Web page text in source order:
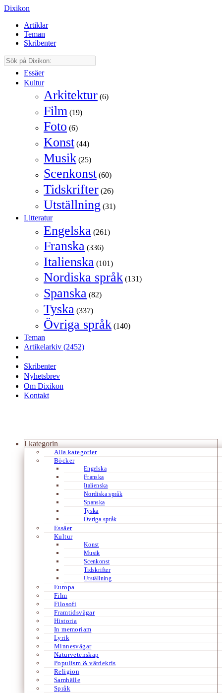
Dixikon
Artiklar
Teman
Skribenter
Essäer
Kultur
Arkitektur (6)
Film (19)
Foto (6)
Konst (44)
Musik (25)
Scenkonst (60)
Tidskrifter (26)
Utställning (31)
Litteratur
Engelska (261)
Franska (336)
Italienska (101)
Nordiska språk (131)
Spanska (82)
Tyska (337)
Övriga språk (140)
Teman
Artikelarkiv (2452)
Skribenter
Nyhetsbrev
Om Dixikon
Kontakt
I kategorin
Alla kategorier
Böcker
Engelska
Franska
Italienska
Nordiska språk
Spanska
Tyska
Övriga språk
Essäer
Kultur
Konst
Musik
Scenkonst
Tidskrifter
Utställning
Europa
Film
Filosofi
Framtidsvägar
Historia
In memoriam
Lyrik
Minnesvägar
Naturvetenskap
Populism & värdekris
Religion
Samhälle
Språk